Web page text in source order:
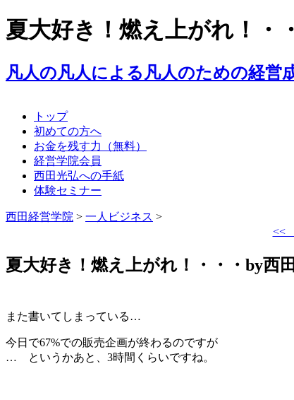
夏大好き！燃え上がれ！・
凡人の凡人による凡人のための経
トップ
初めての方へ
お金を残す力（無料）
経営学院会員
西田光弘への手紙
体験セミナー
西田経営学院 > 一人ビジネス >
<<
夏大好き！燃え上がれ！・・・by西田
また書いてしまっている…
今日で67%での販売企画が終わるのですが
… というかあと、3時間くらいですね。